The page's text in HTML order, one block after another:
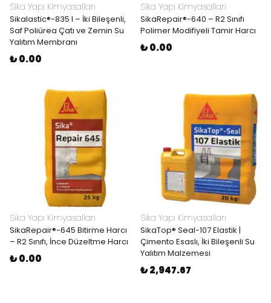
Sika Yapı Kimyasalları
Sikalastic®-835 I – İki Bileşenli,
Saf Poliürea Çatı ve Zemin Su
Yalıtım Membranı
₺ 0.00
Sika Yapı Kimyasalları
SikaRepair®-640 – R2 Sınıfı
Polimer Modifiyeli Tamir Harcı
₺ 0.00
Sika Yapı Kimyasalları
SikaRepair®-645 Bitirme Harcı
– R2 Sınıfı, İnce Düzeltme Harcı
₺ 0.00
Sika Yapı Kimyasalları
SikaTop® Seal-107 Elastik |
Çimento Esaslı, İki Bileşenli Su
Yalıtım Malzemesi
₺ 2,947.67